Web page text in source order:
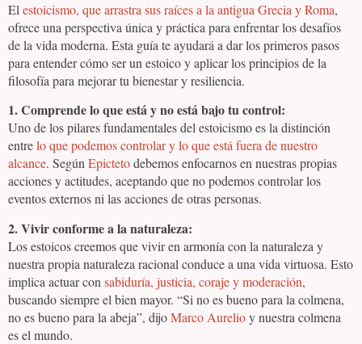
El estoicismo, que arrastra sus raíces a la antigua Grecia y Roma,
ofrece una perspectiva única y práctica para enfrentar los desafíos
de la vida moderna. Esta guía te ayudará a dar los primeros pasos
para entender cómo ser un estoico y aplicar los principios de la
filosofía para mejorar tu bienestar y resiliencia.
1. Comprende lo que está y no está bajo tu control:
Uno de los pilares fundamentales del estoicismo es la distinción
entrelo que podemos controlar y lo que está fuera de nuestro
alcance. SegúnEpictetodebemos enfocarnos en nuestras propias
acciones y actitudes, aceptando que no podemos controlar los
eventos externos ni las acciones de otras personas.
2. Vivir conforme a la naturaleza:
Los estoicos creemos que vivir en armonía con la naturaleza y
nuestra propia naturaleza racional conduce a una vida virtuosa. Esto
implica actuar con sabiduría, justicia, coraje y moderación,
buscando siempre el bien mayor. “Si no es bueno para la colmena,
no es bueno para la abeja”, dijoMarco Aurelioy nuestra colmena
es el mundo.